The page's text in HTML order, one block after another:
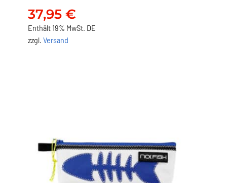
37,95
37,95 €
Enthält 19% MwSt. DE
zzgl. Versand